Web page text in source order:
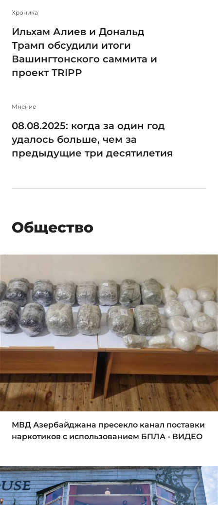
Xроника
Ильхам Алиев и Дональд
Трамп обсудили итоги
Вашингтонского саммита и
проект TRIPP
Мнение
08.08.2025: когда за один год
удалось больше, чем за
предыдущие три десятилетия
Общество
МВД Азербайджана пресекло канал поставки
наркотиков с использованием БПЛА - ВИДЕО